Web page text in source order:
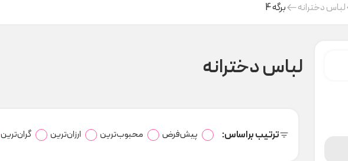
لباس دخترانه برگه 4
لباس دخترانه
ترتیب براساس: پیش‌فرض محبوب‌ترین ارزان‌ترین گران‌ترین